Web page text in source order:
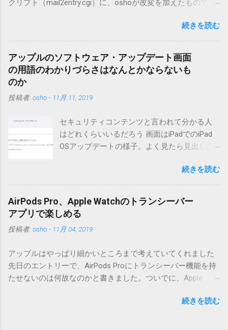
クリプト（mail2entry.cgi）に、oshoが改変を加えたもので
ーも出来ます。 バージョン0.5.3以降の動作確認はMT3.11で行
っています。0.5.2まではMT2.661で確認していました。0.5.3以
降もたぶん動くと思います。 現在のバージョンは0.5.3です。
（2004/12/4リリース）※0.6.3を公開しています。まだ心配な
点が多いため、こちらにはリンクしていません。安定を求め
る方は0.5.3を、新版の機能が必要な方は0.6.3をご利用くださ
い。 こちら からどうぞ。 0.3.6までのバージョンに、エント
版へのアップデートを強くお勧めしてます。 mail-entry.zipを
ダウンロードするにはここをクリックしてください。
（Windowsから解凍したフォルダを見ると「_MACOSX」とい
りませんので無視してください。MacOS XでZIP圧縮している
ため、Mac独自のファイル情報が含まれてしまうようで
す。） Ver.0.3.0以降用の差分ファイルはこちら 。ZIP圧縮して
まとめてあります。いまのバージョン番号と同じバージョン
合は一つずつ順に適用していく必要があります。0.5.0以降
ません。改造してる方向けに、バージョンアップポイントを
お知らせするのが主な目的となっています。 まずはどんなふ
うに使うものか説明し、設置方法は後述します。 使い方 メー
ル本文の1行目にauthor（投稿者）を、2行目にカテゴリを、
続きを読む
アップルのソフトウェア・アップデート画面
の用語のわかりづらさはなんとかならないも
のか
投稿者: osho - 11月 11, 2019
セキュリティコンテンツと言われて分かる人
はどれくらいいるだろう 画面はiPadでのiPad
OSアップデートの様子。よく見たら見出しは
の名前としてはいまだにiOSのままとか、そん
な理由じゃないでしょうね。 それは混乱のも
ア・アップデートのセキュリティコンテンツ
については、以下のWebサイトをご覧くださ
い」の部分。 セキュリティコンテンツ…？ こ
す。人によってはここで悩んだ結果、アップ
デートをしない人も出てきそうですよ。アッ
プデートに限らず、分からないけどやってみ
が多いと思います。経験上の感覚ですけれ
続きを読む
AirPods Pro、Apple Watchのトランシーバー
アプリで楽しめる
投稿者: osho - 11月 04, 2019
アップルはやっぱり細かいところまで考えていてくれました
先日のエントリーで、AirPods Proにトランシーバー機能を持
たせないのは何故なのかと書きました。ついでに、Apple
はiPhoneに接続してるから使えないじゃん云々を書いたので
続きを読む